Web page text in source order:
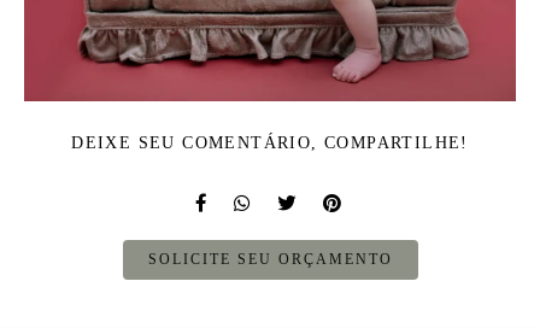
DEIXE SEU COMENTÁRIO, COMPARTILHE!
SOLICITE SEU ORÇAMENTO